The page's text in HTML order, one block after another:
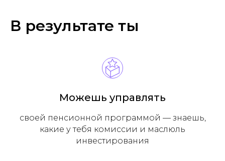
В результате ты
Можешь управлять
своей пенсионной программой — знаешь,
какие у тебя комиссии и маслюль
инвестирования